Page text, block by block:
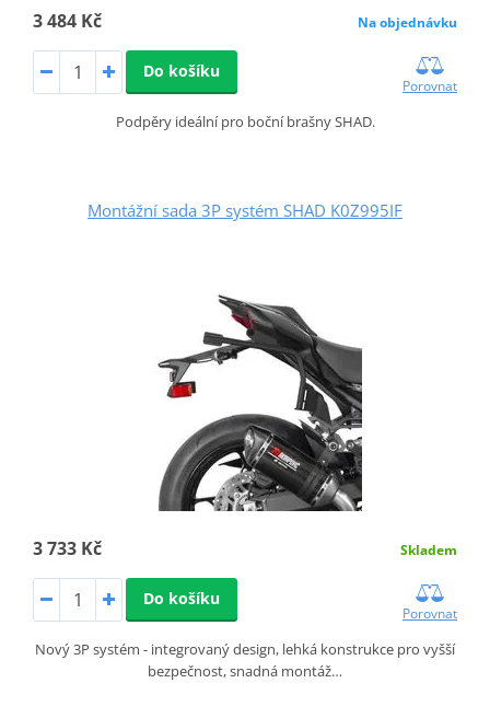
3 484 Kč Na objednávku
Do košíku
Porovnat
Podpěry ideální pro boční brašny SHAD.
Montážní sada 3P systém SHAD K0Z995IF
3 733 Kč Skladem
Do košíku
Porovnat
Nový 3P systém - integrovaný design, lehká konstrukce pro vyšší
bezpečnost, snadná montáž…